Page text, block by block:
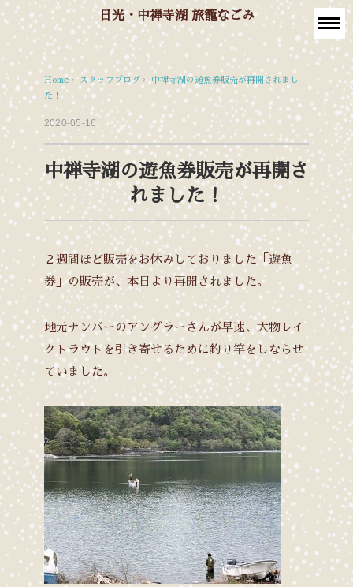
日光・中禅寺湖 旅籠なごみ
Home › スタッフブログ › 中禅寺湖の遊魚券販売が再開されまし
た！
2020-05-16
中禅寺湖の遊魚券販売が再開さ
れました！
２週間ほど販売をお休みしておりました「遊魚
券」の販売が、本日より再開されました。
地元ナンバーのアングラーさんが早速、大物レイ
クトラウトを引き寄せるために釣り竿をしならせ
ていました。